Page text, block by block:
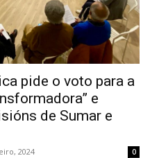
pide o voto para a
e
de Sumar e
2024 0